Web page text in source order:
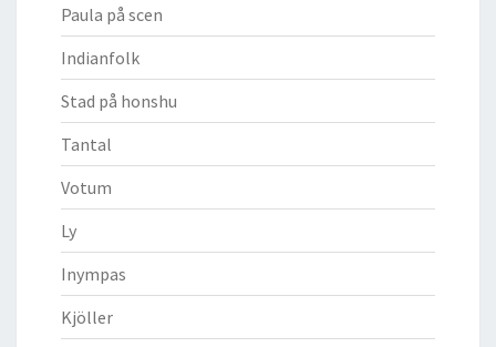
Paula på scen
Indianfolk
Stad på honshu
Tantal
Votum
Ly
Inympas
Kjöller